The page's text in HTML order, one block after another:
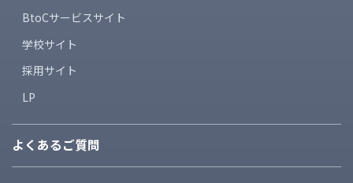
BtoCサービスサイト
学校サイト
採用サイト
LP
よくあるご質問